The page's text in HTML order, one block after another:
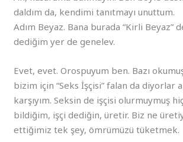
daldım da, kendimi tanıtmayı unuttum.
Adım Beyaz. Bana burada “Kirli Beyaz”
dediğim yer de genelev.
Evet, evet. Orospuyum ben. Bazı
bizim için “Seks İşçisi” falan da diyorlar
karşıyım. Seksin de işçisi olurmuymuş
bildiğim, işçi dediğin, üretir. Biz ne
ettiğimiz tek şey, ömrümüzü tüketmek.